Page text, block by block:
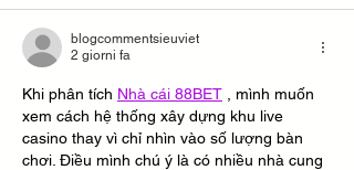
blogcommentsieuviet
2 giorni fa
Khi phân tích Nhà cái 88BET , mình muốn
xem cách hệ thống xây dựng khu live
casino thay vì chỉ nhìn vào số lượng bàn
chơi. Điều mình chú ý là có nhiều nhà cung